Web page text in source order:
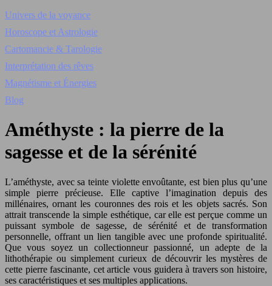
Univers de la voyance
Horoscope et Astrologie
Cartomancie & Tarologie
Interprétation des rêves
Magnétisme et Énergies
Blog
Améthyste : la pierre de la
sagesse et de la sérénité
L’améthyste, avec sa teinte violette envoûtante, est bien plus qu’une
simple pierre précieuse. Elle captive l’imagination depuis des
millénaires, ornant les couronnes des rois et les objets sacrés. Son
attrait transcende la simple esthétique, car elle est perçue comme un
puissant symbole de sagesse, de sérénité et de transformation
personnelle, offrant un lien tangible avec une profonde spiritualité.
Que vous soyez un collectionneur passionné, un adepte de la
lithothérapie ou simplement curieux de découvrir les mystères de
cette pierre fascinante, cet article vous guidera à travers son histoire,
ses caractéristiques et ses multiples applications.